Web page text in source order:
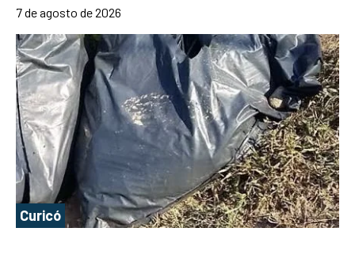
7 de agosto de 2026
Curicó